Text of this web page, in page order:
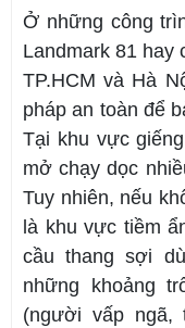
Ở những công
Landmark 81 hay
TP.HCM và Hà
pháp an toàn để
Tại khu vực
mở chạy dọc
Tuy nhiên, nếu
là khu vực tiềm
cầu thang sợi
những khoảng
(người vấp ngã,